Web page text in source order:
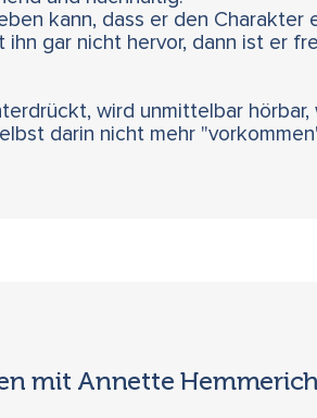
kann, dass er den Charakter
gar nicht hervor, dann ist er
wird unmittelbar
darin nicht mehr
mit Annette Hemmerich